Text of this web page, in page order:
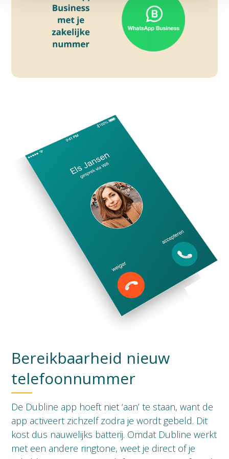
Bereikbaarheid nieuw
telefoonnummer
De Dubline app hoeft niet ‘aan’ te staan, want de
app activeert zichzelf zodra je wordt gebeld. Dit
kost dus nauwelijks batterij. Omdat Dubline werkt
met een andere ringtone, weet je direct of je